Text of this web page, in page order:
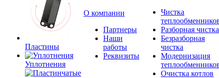
Пластины
Уплотнения
О компании
Партнеры
Наши
работы
Реквизиты
Чистка
Разборная чистка
Безразборная
чистка
Модернизация
Очистка котлов